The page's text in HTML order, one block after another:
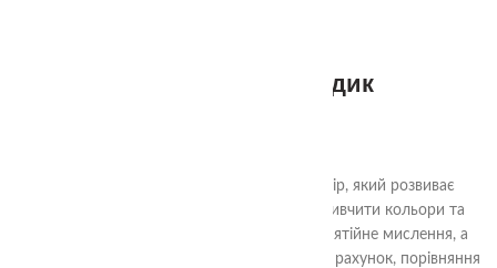
Аудіальний комодик
"Чарівний Аудіальний Комодик" - це набір, який розвиває
важливі навички у дітей. Гра допомагає вивчити кольори та
форми, розвиває моторику, логічне та понятійне мислення, а
також аудіальну увагу, навички сортування, рахунок, порівняння